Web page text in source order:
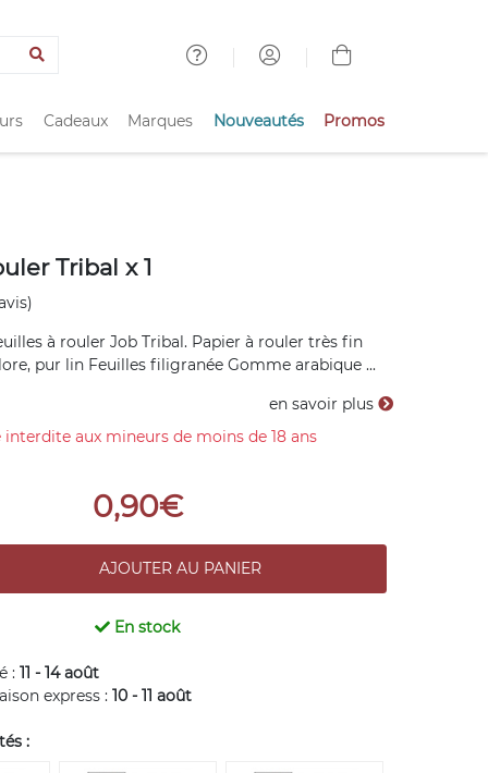
Cadeaux Marques Nouveautés Promos
Tribal x 1
à rouler Job Tribal. Papier à rouler très fin
pur lin Feuilles filigranée Gomme arabique ...
en savoir plus
interdite aux mineurs de moins de 18 ans
0,90€
En stock
:11 - 14 août
express :10 - 11 août
: